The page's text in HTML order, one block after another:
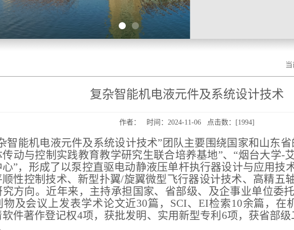
复杂智能机电液元件及系统设计技术
作者： 时间：2024-11-06 点击数：[1994]
智能机电液元件及系统设计技术”团队主要围绕国家和山东
传动与控制实践教育教学研究生联合培养基地”、 “烟台大学-
心”，形成了以泵控直驱电动静液压单杆执行器设计与应用技
顺性控制技术、新型扑翼/旋翼微型飞行器设计技术、高精五
究方向。近年来，主持承担国家、省部级、及企事业单位委
物及会议上发表学术论文近30篇， SCI、 EI检索10余篇，在
件著作登记权4项，获批发明、实用新型专利 6项，获省部级